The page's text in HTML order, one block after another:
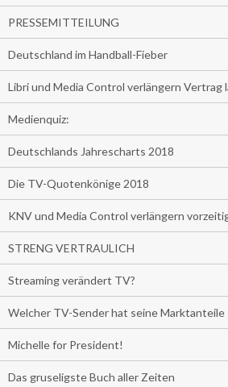
PRESSEMITTEILUNG
Deutschland im Handball-Fieber
Libri und Media Control verlängern Vertrag
Medienquiz:
Deutschlands Jahrescharts 2018
Die TV-Quotenkönige 2018
KNV und Media Control verlängern
STRENG VERTRAULICH
Streaming verändert TV?
Welcher TV-Sender hat seine
Michelle for President!
Das gruseligste Buch aller Zeiten